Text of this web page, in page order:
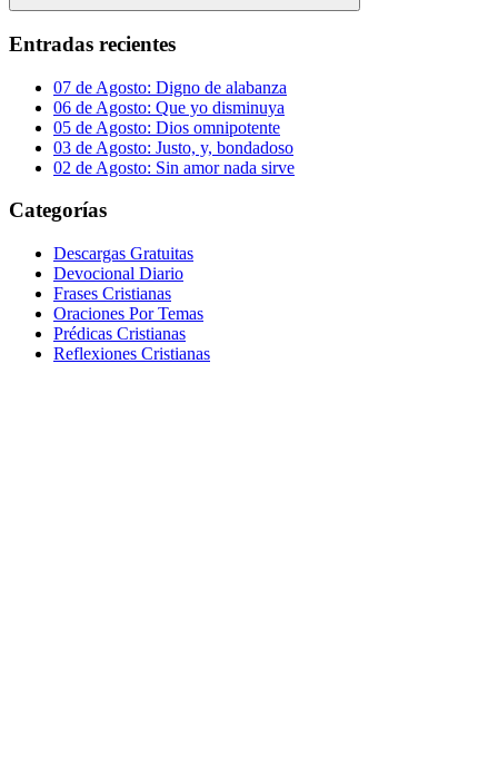
Buscar
Entradas recientes
07 de Agosto: Digno de alabanza
06 de Agosto: Que yo disminuya
05 de Agosto: Dios omnipotente
03 de Agosto: Justo, y, bondadoso
02 de Agosto: Sin amor nada sirve
Categorías
Descargas Gratuitas
Devocional Diario
Frases Cristianas
Oraciones Por Temas
Prédicas Cristianas
Reflexiones Cristianas